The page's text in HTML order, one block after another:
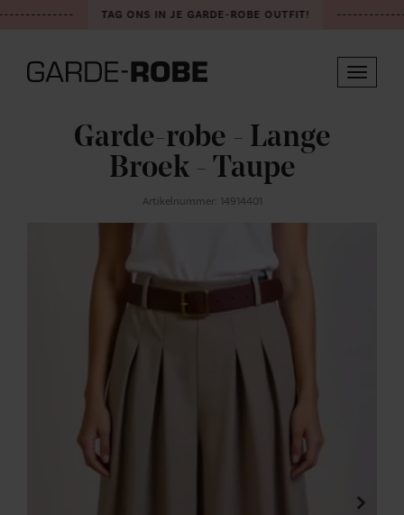
TAG ONS IN JE GARDE-ROBE OUTFIT!
Toggle
Garde-robe - Lange
Broek - Taupe
Artikelnummer: 14914401